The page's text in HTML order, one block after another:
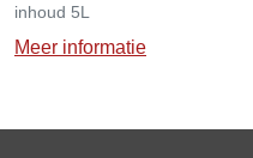
inhoud 5L
Meer informatie